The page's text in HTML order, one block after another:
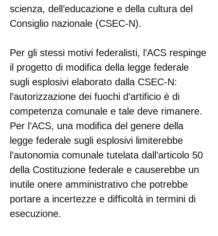
scienza, dell’educazione e della cultura del
Consiglio nazionale (CSEC-N).
Per gli stessi motivi federalisti, l’ACS respinge
il progetto di modifica della legge federale
sugli esplosivi elaborato dalla CSEC-N:
l’autorizzazione dei fuochi d’artificio è di
competenza comunale e tale deve rimanere.
Per l’ACS, una modifica del genere della
legge federale sugli esplosivi limiterebbe
l’autonomia comunale tutelata dall’articolo 50
della Costituzione federale e causerebbe un
inutile onere amministrativo che potrebbe
portare a incertezze e difficoltà in termini di
esecuzione.